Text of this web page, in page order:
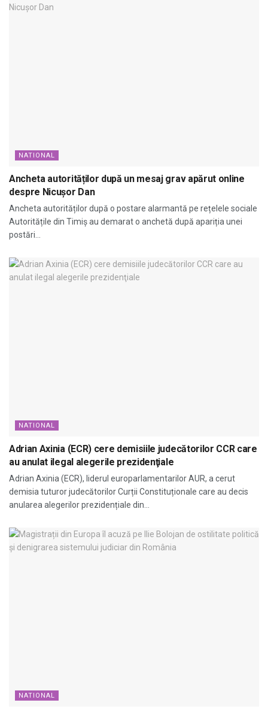
NATIONAL
Ancheta autorităților după un mesaj grav apărut online
despre Nicușor Dan
Ancheta autorităților după o postare alarmantă pe rețelele sociale
Autoritățile din Timiș au demarat o anchetă după apariția unei
postări...
NATIONAL
Adrian Axinia (ECR) cere demisiile judecătorilor CCR care
au anulat ilegal alegerile prezidenţiale
Adrian Axinia (ECR), liderul europarlamentarilor AUR, a cerut
demisia tuturor judecătorilor Curții Constituționale care au decis
anularea alegerilor prezidențiale din...
NATIONAL